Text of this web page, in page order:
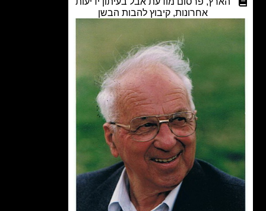
אחרונות,קיבוץ להבות הבשן